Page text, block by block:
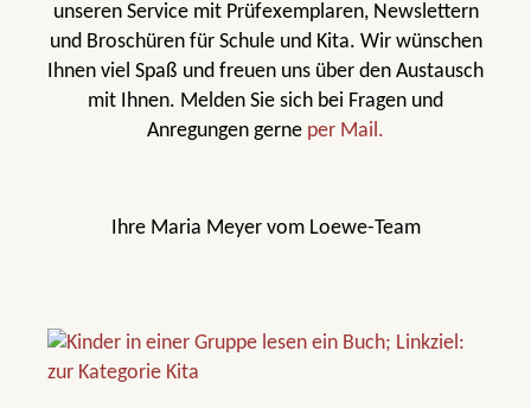
unseren Service mit Prüfexemplaren, Newslettern
und Broschüren für Schule und Kita. Wir wünschen
Ihnen viel Spaß und freuen uns über den Austausch
mit Ihnen. Melden Sie sich bei Fragen und
Anregungen gerne per Mail.
Ihre Maria Meyer vom Loewe-Team